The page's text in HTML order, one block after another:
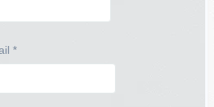
*